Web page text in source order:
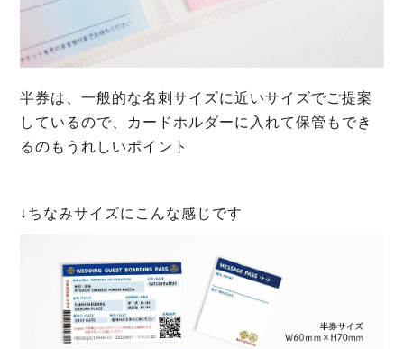
半券は、一般的な名刺サイズに近いサイズでご提案
しているので、カードホルダーに入れて保管もでき
るのもうれしいポイント
↓ちなみサイズにこんな感じです